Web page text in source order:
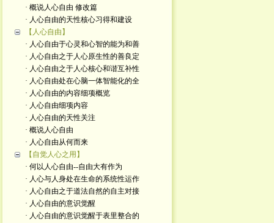
· 概说人心自由 修改篇
· 人心自由的天性核心习得和建设
【人心自由】
· 人心自由于心灵和心智的能为和善
· 人心自由之于人心原生性的善良定
· 人心自由之于人心核心和谐互补性
· 人心自由处在心脑一体智能化的全
· 人心自由的内容细项概览
· 人心自由细项内容
· 人心自由的天性关注
· 概说人心自由
· 人心自由从何而来
【自觉人心之用】
· 何以人心自由--自由大有作为
· 人心与人身处在生命的系统性运作
· 人心自由之于道法自然的自主对接
· 人心自由的意识觉醒
· 人心自由的意识觉醒于表里整合的